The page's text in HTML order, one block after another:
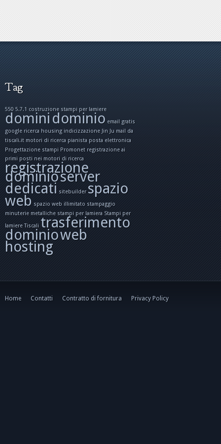
Tag
550 5.7.1 costruzione stampi per lamiere
domini dominio email gratis
google ricerca housing indicizzazione Jin Ju mail da
tiscali.it motori di ricerca pianista posta elettronica
Progettazione stampi Promonet registrazione ai
primi posti nei motori di ricerca
registrazione
dominioserver
dedicati sitebuilder spazio
web spazio web illimitato stampaggio
minuterie metalliche stampi per lamiera Stampi per
lamiere Tiscali trasferimento
dominioweb
hosting
Home Contatti Contratto di fornitura Privacy Policy